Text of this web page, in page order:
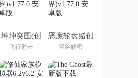
坤坤突围(创
游世界)
飞行射击
恶魔轮盘赌创
游版(创游世
界)
冒险解密